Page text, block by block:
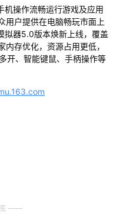
机操作流畅运行游戏及应用
用户提供在电脑畅玩市面上
拟器5.0版本焕新上线，覆盖
存优化，资源占用更低，
开、智能键鼠、手柄操作等